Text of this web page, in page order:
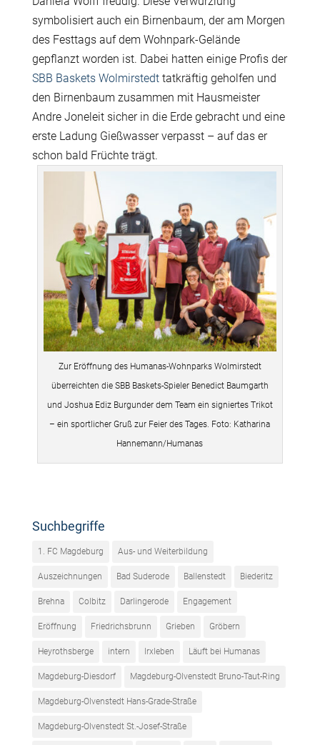
symbolisiert auch ein Birnenbaum, der am Morgen
des Festtags auf dem Wohnpark-Gelände
gepflanzt worden ist. Dabei hatten einige Profis der
SBB Baskets Wolmirstedttatkräftig geholfen und
den Birnenbaum zusammen mit Hausmeister
Andre Joneleit sicher in die Erde gebracht und eine
erste Ladung Gießwasser verpasst – auf das er
schon bald Früchte trägt.
Zur Eröffnung des Humanas-Wohnparks Wolmirstedt
überreichten die SBB Baskets-Spieler Benedict Baumgarth
und Joshua Ediz Burgunder dem Team ein signiertes Trikot
– ein sportlicher Gruß zur Feier des Tages. Foto: Katharina
Hannemann/Humanas
Suchbegriffe
1. FC Magdeburg Aus- und Weiterbildung
Auszeichnungen Bad Suderode Ballenstedt Biederitz
Brehna Colbitz Darlingerode Engagement
Eröffnung Friedrichsbrunn Grieben Gröbern
Heyrothsberge intern Irxleben Läuft bei Humanas
Magdeburg-Diesdorf Magdeburg-Olvenstedt Bruno-Taut-Ring
Magdeburg-Olvenstedt Hans-Grade-Straße
Magdeburg-Olvenstedt St.-Josef-Straße